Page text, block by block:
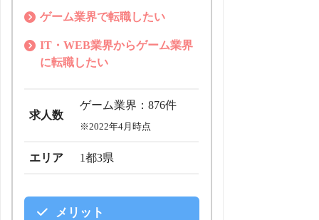
ゲーム業界で転職したい
IT・WEB業界からゲーム業界
に転職したい
求人数
ゲーム業界：876件
※2022年4月時点
エリア 1都3県
メリット